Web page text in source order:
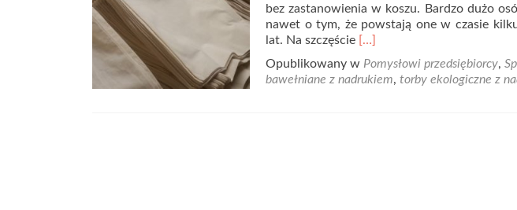
bez zastanowienia w koszu. Bardzo dużo
nawet o tym, że powstają one w czasie
lat. Na szczęście Read
about
Zastąp
[…]
Opublikowany w Pomysłowi przedsiębiorcy,
bawełniane z nadrukiem, torby ekologiczne z